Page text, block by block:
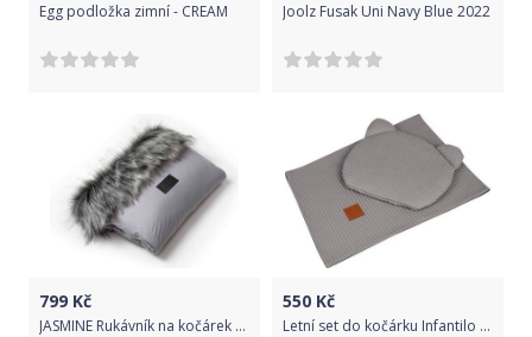
Egg podložka zimní - CREAM Joolz Fusak Uni Navy Blue 2022
799 Kč
JASMINE Rukávník na kočárek - světle šedá
550 Kč
Letní set do kočárku Infantilo waflový šedý